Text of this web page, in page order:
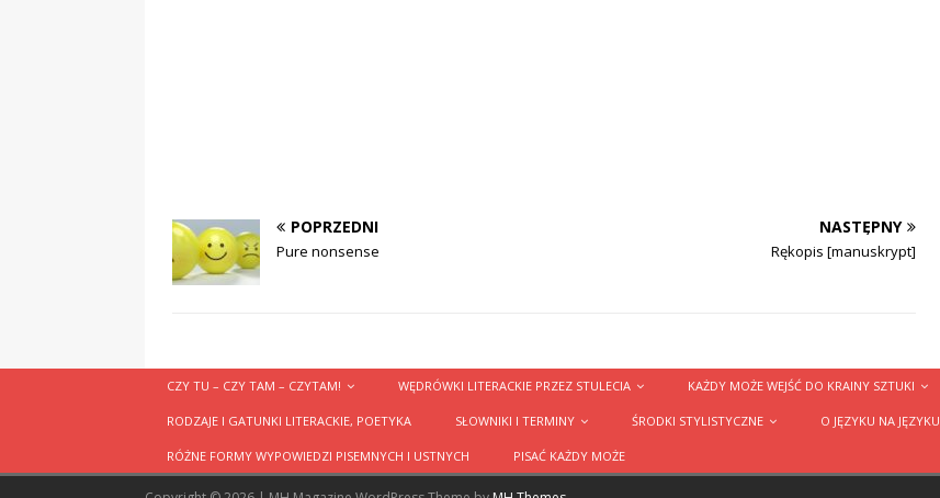
POPRZEDNI
Pure nonsense
NASTĘPNY
Rękopis [manuskrypt]
CZY TU – CZY TAM – CZYTAM! WĘDRÓWKI LITERACKIE PRZEZ STULECIA KAŻDY MOŻE WEJŚĆ DO KRAINY SZTUKI
RODZAJE I GATUNKI LITERACKIE, POETYKA SŁOWNIKI I TERMINY ŚRODKI STYLISTYCZNE O JĘZYKU NA JĘZYKU
RÓŻNE FORMY WYPOWIEDZI PISEMNYCH I USTNYCH PISAĆ KAŻDY MOŻE